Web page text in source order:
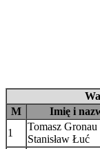
M
Imię i
1
Tomasz Gronau
Stanisław Łuć